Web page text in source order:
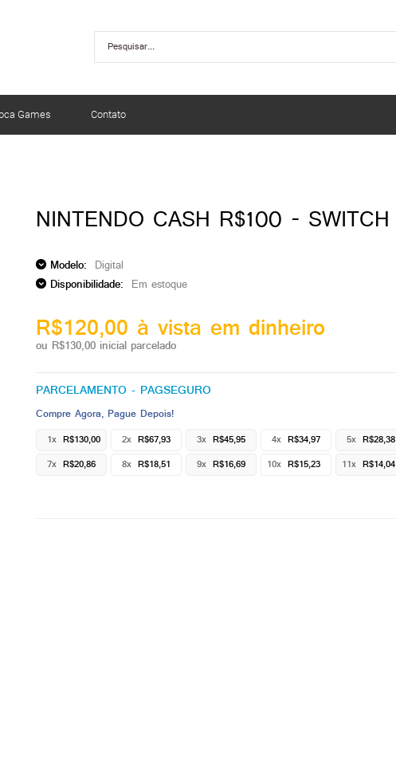
Games Contato
NINTENDO CASH R$100 - SWITCH
Modelo: Digital
Disponibilidade: Em estoque
R$120,00 à vista em dinheiro
ou R$130,00 inicial parcelado
PARCELAMENTO - PAGSEGURO
Compre Agora, Pague Depois!
1x R$130,00 2x R$67,93 3x R$45,95 4x R$34,97 5x R$28,38
7x R$20,86 8x R$18,51 9x R$16,69 10x R$15,23 11x R$14,04